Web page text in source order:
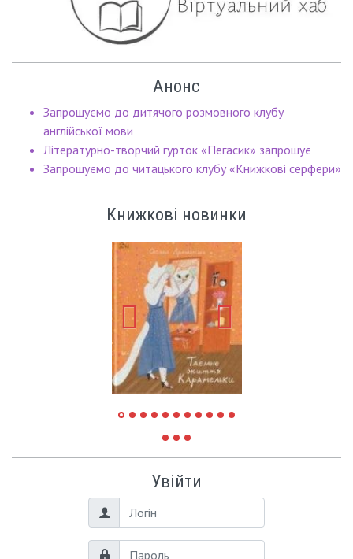
Анонс
Запрошуємо до дитячого розмовного клубу
англійської мови
Літературно-творчий гурток «Пегасик» запрошує
Запрошуємо до читацького клубу «Книжкові серфери»
Книжкові новинки
Увійти
Логін